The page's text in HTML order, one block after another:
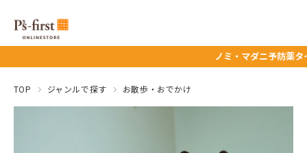
ノミ・マダニ予防薬タイムセール
TOP ジャンルで探す お散歩・おでかけ